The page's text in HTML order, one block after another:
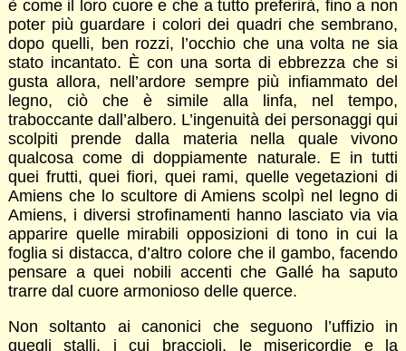
è come il loro cuore e che a tutto preferirà, fino a non
poter più guardare i colori dei quadri che sembrano,
dopo quelli, ben rozzi, l’occhio che una volta ne sia
stato incantato. È con una sorta di ebbrezza che si
gusta allora, nell’ardore sempre più infiammato del
legno, ciò che è simile alla linfa, nel tempo,
traboccante dall’albero. L’ingenuità dei personaggi qui
scolpiti prende dalla materia nella quale vivono
qualcosa come di doppiamente naturale. E in tutti
quei frutti, quei fiori, quei rami, quelle vegetazioni di
Amiens che lo scultore di Amiens scolpì nel legno di
Amiens, i diversi strofinamenti hanno lasciato via via
apparire quelle mirabili opposizioni di tono in cui la
foglia si distacca, d’altro colore che il gambo, facendo
pensare a quei nobili accenti che Gallé ha saputo
trarre dal cuore armonioso delle querce.
Non soltanto ai canonici che seguono l’uffizio in
quegli stalli, i cui braccioli, le misericordie e la